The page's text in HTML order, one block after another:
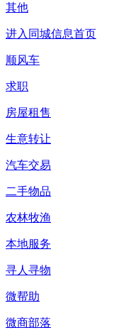
其他
进入同城信息首页
顺风车
求职
房屋租售
生意转让
汽车交易
二手物品
农林牧渔
本地服务
寻人寻物
微帮助
微商部落